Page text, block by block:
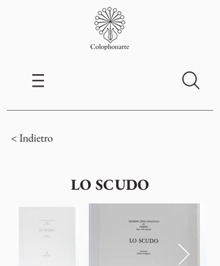
< Indietro
LO SCUDO